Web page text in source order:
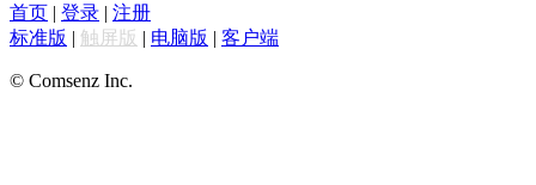
首页 | 登录 | 注册
标准版 | 触屏版 | 电脑版 | 客户端
© Comsenz Inc.